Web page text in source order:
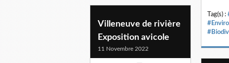
Tag(s) :
Villeneuve de rivière
Exposition avicole
11 Novembre 2022